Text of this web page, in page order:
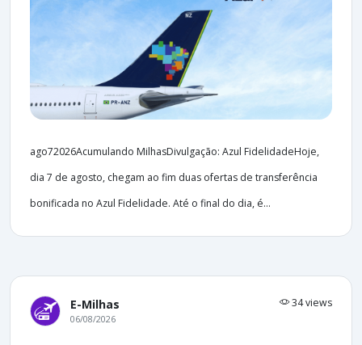
ago72026Acumulando MilhasDivulgação: Azul FidelidadeHoje,
dia 7 de agosto, chegam ao fim duas ofertas de transferência
bonificada no Azul Fidelidade. Até o final do dia, é...
E-Milhas 34 views
06/08/2026